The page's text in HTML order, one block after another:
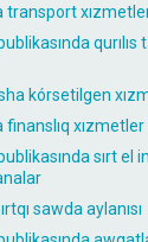
transport
qurılıs
kórsetilgen
sırt el
sawda aylanısı